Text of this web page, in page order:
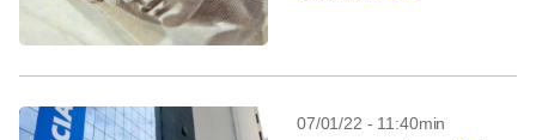
07/01/22 - 11:40min